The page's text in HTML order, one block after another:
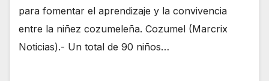
para fomentar el aprendizaje y la convivencia
entre la niñez cozumeleña. Cozumel (Marcrix
Noticias).- Un total de 90 niños…